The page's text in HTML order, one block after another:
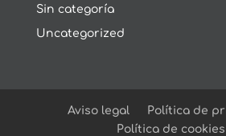
Sin categoría
Uncategorized
Aviso legal
Política de
Política de cookies